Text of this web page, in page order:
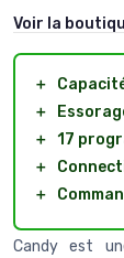
Voir la
＋
＋
＋ 17
＋
＋
Candy est